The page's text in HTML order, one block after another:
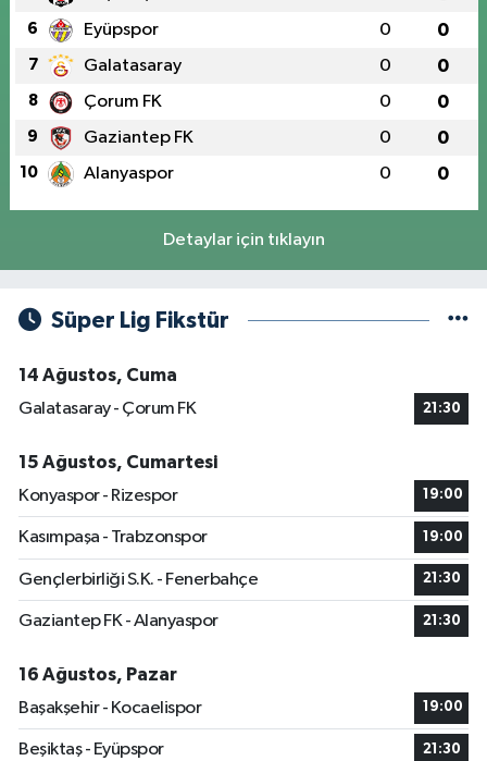
6 Eyüpspor 0 0
7 Galatasaray 0 0
8 Çorum FK 0 0
9 Gaziantep FK 0 0
10 Alanyaspor 0 0
Detaylar için tıklayın
Süper Lig Fikstür
14 Ağustos, Cuma
Galatasaray - Çorum FK
21:30
15 Ağustos, Cumartesi
Konyaspor - Rizespor
19:00
Kasımpaşa - Trabzonspor 19:00
Gençlerbirliği S.K. - Fenerbahçe 21:30
Gaziantep FK - Alanyaspor 21:30
16 Ağustos, Pazar
Başakşehir - Kocaelispor
19:00
Beşiktaş - Eyüpspor 21:30